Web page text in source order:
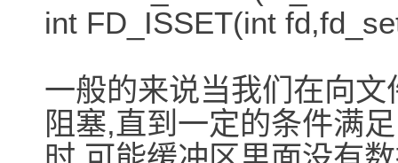
int FD_ISSET(int
一般的来说当我们在向
阻塞,直到一定的条件满